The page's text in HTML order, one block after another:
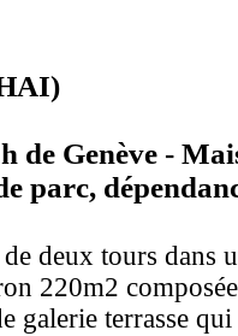
de Genève -
parc,
deux tours dans
220m2
galerie terrasse